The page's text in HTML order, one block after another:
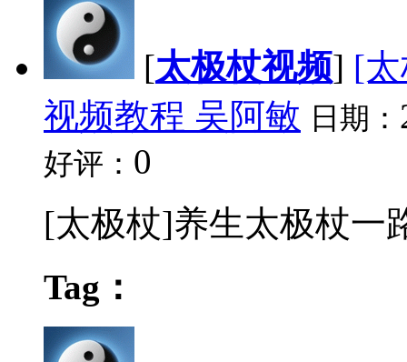
[太极杖视频] [
视频教程 吴阿敏 日期：
好评： 0
[太极杖]养生太极杖一
Tag：